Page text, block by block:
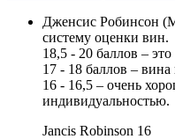
Дженсис Робинсон
систему оценки вин.
18,5 - 20 баллов –
17 - 18 баллов – вина
16 - 16,5 – очень
индивидуальностью.
Jancis Robinson 16